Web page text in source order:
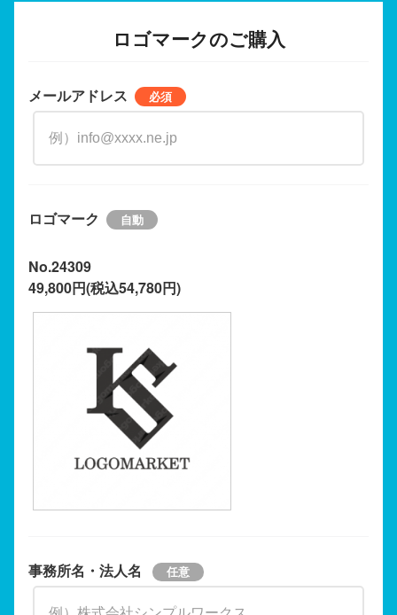
ロゴマークのご購入
メールアドレス
ロゴマーク
No.24309
49,800円(税込54,780円)
事務所名・法人名